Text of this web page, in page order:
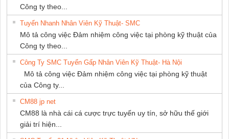
Công ty theo...
Tuyển Nhanh Nhân Viên Kỹ Thuật- SMC
Mô tả công việc Đảm nhiệm công việc tại phòng kỹ thuật của
Công ty theo...
Công Ty SMC Tuyển Gấp Nhân Viên Kỹ Thuật- Hà Nội
Mô tả công việc Đảm nhiệm công việc tại phòng kỹ thuật
của Công ty...
CM88 jp net
CM88 là nhà cái cá cược trực tuyến uy tín, sở hữu thế giới
giải trí hiện...